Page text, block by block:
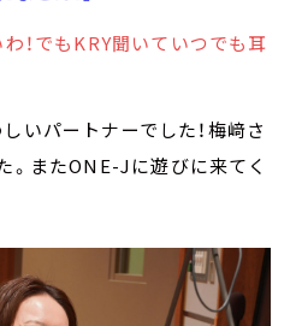
！でもKRY聞いていつでも耳
いパートナーでした！梅﨑さ
。またONE-Jに遊びに来てく